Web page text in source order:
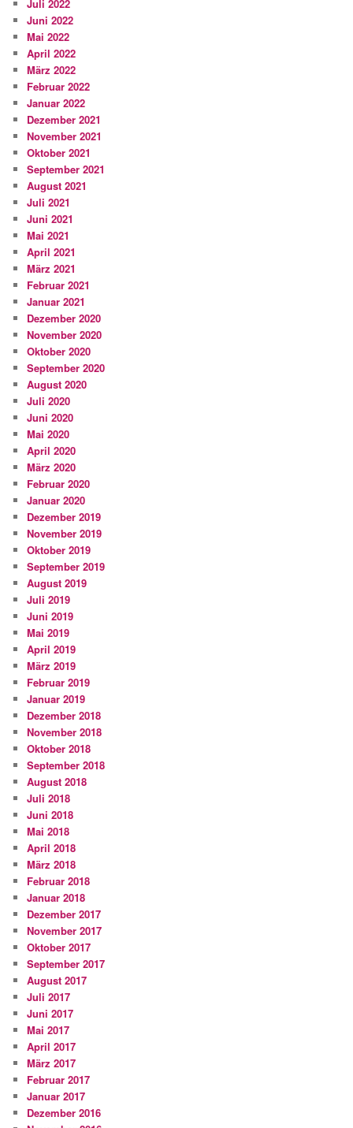
Juli 2022
Juni 2022
Mai 2022
April 2022
März 2022
Februar 2022
Januar 2022
Dezember 2021
November 2021
Oktober 2021
September 2021
August 2021
Juli 2021
Juni 2021
Mai 2021
April 2021
März 2021
Februar 2021
Januar 2021
Dezember 2020
November 2020
Oktober 2020
September 2020
August 2020
Juli 2020
Juni 2020
Mai 2020
April 2020
März 2020
Februar 2020
Januar 2020
Dezember 2019
November 2019
Oktober 2019
September 2019
August 2019
Juli 2019
Juni 2019
Mai 2019
April 2019
März 2019
Februar 2019
Januar 2019
Dezember 2018
November 2018
Oktober 2018
September 2018
August 2018
Juli 2018
Juni 2018
Mai 2018
April 2018
März 2018
Februar 2018
Januar 2018
Dezember 2017
November 2017
Oktober 2017
September 2017
August 2017
Juli 2017
Juni 2017
Mai 2017
April 2017
März 2017
Februar 2017
Januar 2017
Dezember 2016